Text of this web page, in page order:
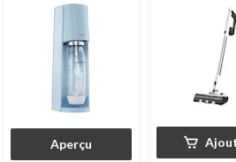
Aperçu